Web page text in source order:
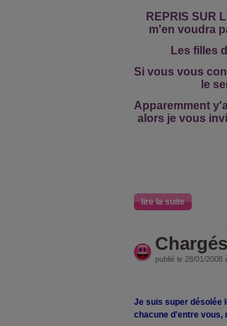
REPRIS SUR
m'en voudra
Les filles
Si vous vous
le
Apparemment
alors je vous
lire la suite
publié le 28/01/2008
Je suis super désolée
chacune d'entre vous,